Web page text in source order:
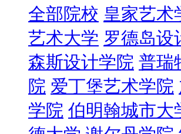
全部院校 皇家艺术
艺术大学 罗德岛设
森斯设计学院 普瑞
院 爱丁堡艺术学院
学院 伯明翰城市大